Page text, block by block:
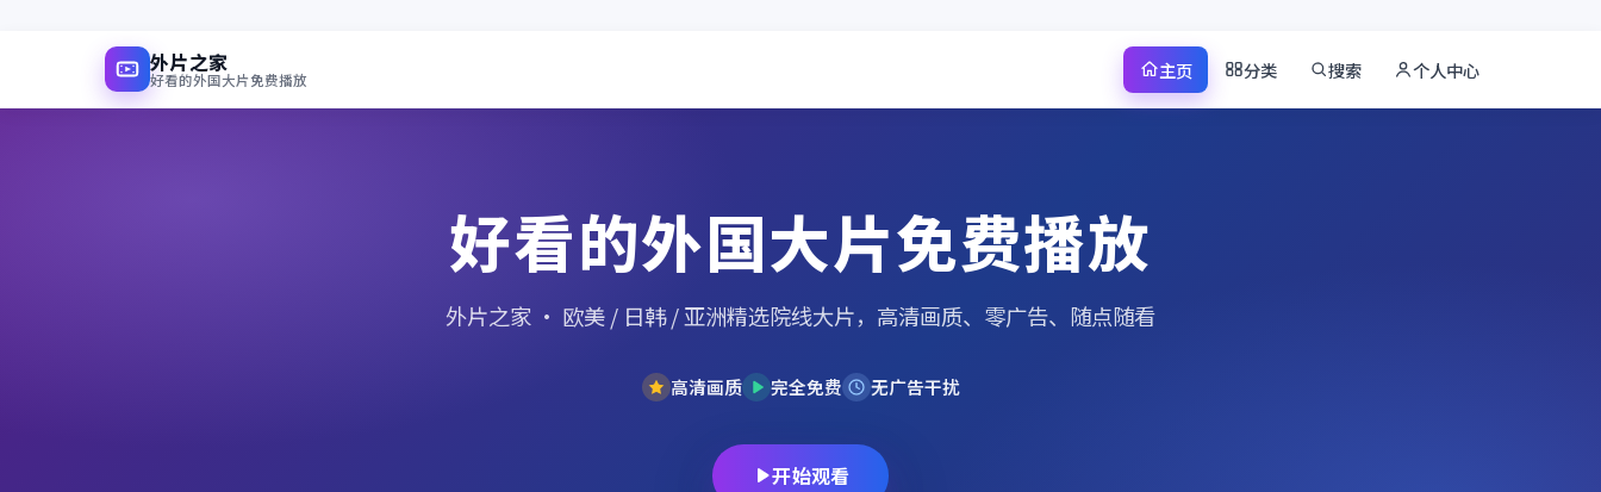
外片之家
好看的外国大片免费播放 主页 分类 搜索 个人中心
好看的外国大片免费播放
外片之家 · 欧美 / 日韩 / 亚洲精选院线大片，高清画质、零广告、随点随看
高清画质 完全免费 无广告干扰
开始观看